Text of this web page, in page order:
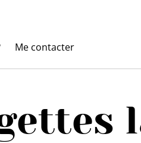
Me contacter